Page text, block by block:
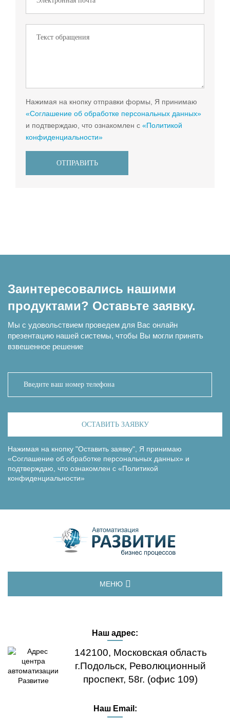
Нажимая на кнопку отправки формы, Я принимаю
«Соглашение об обработке персональных данных»
и подтверждаю, что ознакомлен с «Политикой
конфиденциальности»
ОТПРАВИТЬ
Заинтересовались нашими
продуктами? Оставьте заявку.
Мы с удовольствием проведем для Вас онлайн
презентацию нашей системы, чтобы Вы могли принять
взвешенное решение
ОСТАВИТЬ ЗАЯВКУ
Нажимая на кнопку "Оставить заявку", Я принимаю
«Соглашение об обработке персональных данных» и
подтверждаю, что ознакомлен с «Политикой
конфиденциальности»
МЕНЮ
ДЕМО-ВЕРСИЯ
ЛИЦЕНЗИИ
ВОПРОС-ОТВЕТ
Наш адрес:
142100, Московская область
г.Подольск, Революционный
проспект, 58г. (офис 109)
Наш Email: